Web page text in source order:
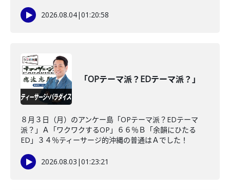
2026.08.04|01:20:58
「OPテーマ派？EDテーマ派？」
８月３日（月）のアンケー島「OPテーマ派？EDテーマ
派？」Ａ「ワクワクするOP」６６％Ｂ「余韻にひたる
ED」３４％ティーサージ的沖縄の普通はＡでした！
2026.08.03 |01:23:21